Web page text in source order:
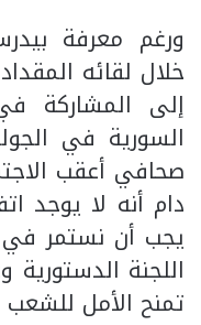
ورغم معرفة
خلال لقائه
إلى المشاركة
السورية في
صحافي أعقب
دام أنه لا يوجد
يجب أن نستمر في
اللجنة
تمنح الأمل